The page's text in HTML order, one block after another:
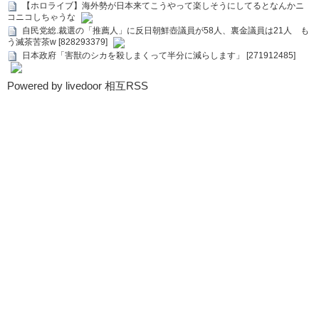
【ホロライブ】海外勢が日本来てこうやって楽しそうにしてるとなんかニ
コニコしちゃうな
自民党総.裁選の「推薦人」に反日朝鮮壺議員が58人、裏金議員は21人 も
う滅茶苦茶w [828293379]
日本政府「害獣のシカを殺しまくって半分に減らします」 [271912485]
Powered by livedoor 相互RSS